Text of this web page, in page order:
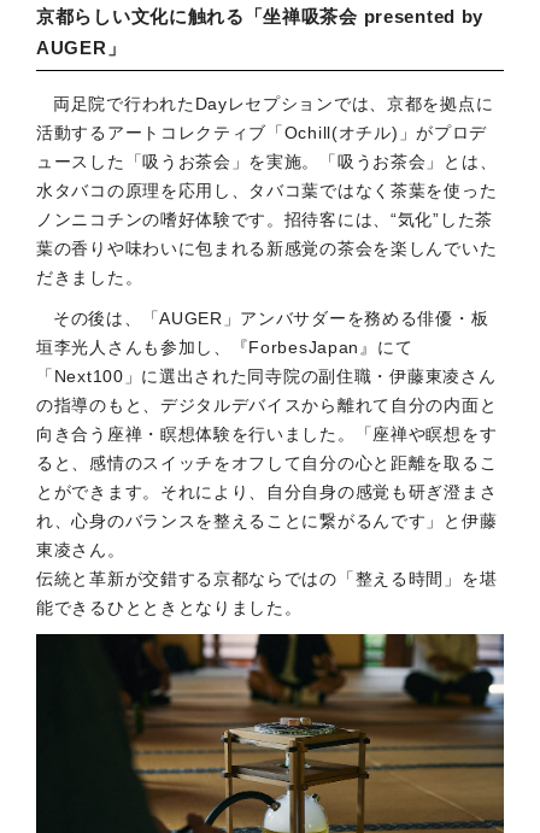
京都らしい文化に触れる「坐禅吸茶会 presented by
AUGER」
両足院で行われたDayレセプションでは、京都を拠点に
活動するアートコレクティブ「Ochill(オチル)」がプロデ
ュースした「吸うお茶会」を実施。「吸うお茶会」とは、
水タバコの原理を応用し、タバコ葉ではなく茶葉を使った
ノンニコチンの嗜好体験です。招待客には、“気化”した茶
葉の香りや味わいに包まれる新感覚の茶会を楽しんでいた
だきました。
その後は、「AUGER」アンバサダーを務める俳優・板
垣李光人さんも参加し、『ForbesJapan』にて
「Next100」に選出された同寺院の副住職・伊藤東凌さん
の指導のもと、デジタルデバイスから離れて自分の内面と
向き合う座禅・瞑想体験を行いました。「座禅や瞑想をす
ると、感情のスイッチをオフして自分の心と距離を取るこ
とができます。それにより、自分自身の感覚も研ぎ澄まさ
れ、心身のバランスを整えることに繋がるんです」と伊藤
東凌さん。
伝統と革新が交錯する京都ならではの「整える時間」を堪
能できるひとときとなりました。